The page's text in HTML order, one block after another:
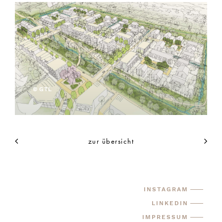
© GTL
zur übersicht
INSTAGRAM
LINKEDIN
IMPRESSUM